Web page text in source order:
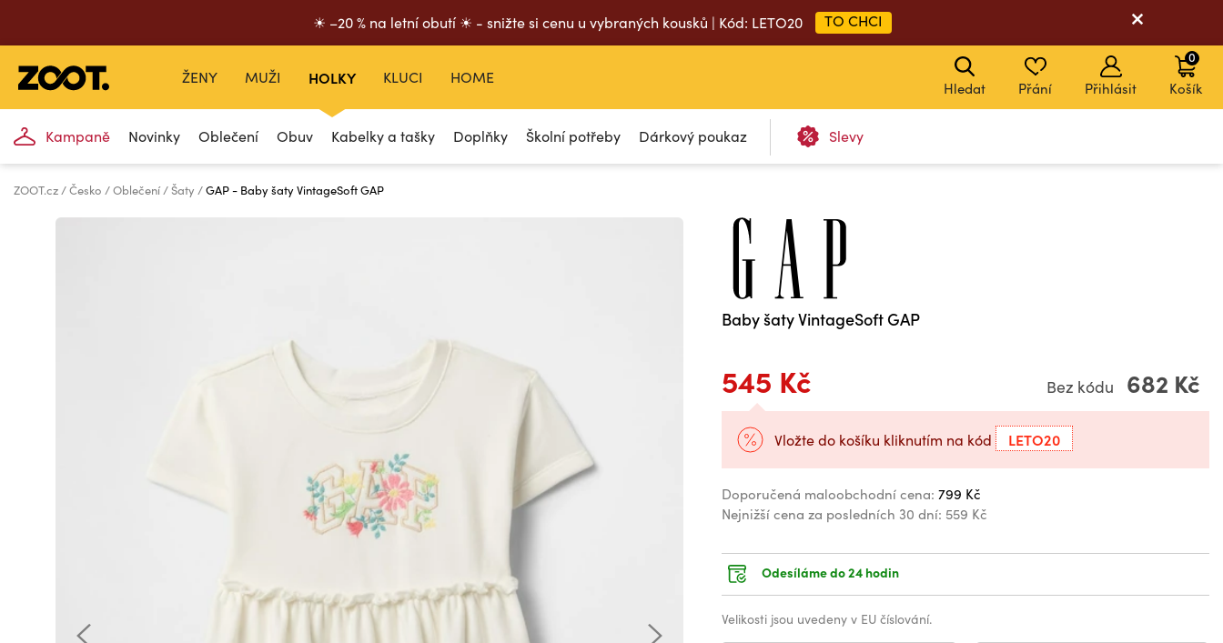
☀ –20 % na letní obutí ☀ - snižte si cenu u vybraných kousků | Kód: LETO20 TO CHCI
ŽENY MUŽI HOLKY
Kampaně Novinky Oblečení Obuv Kabelky a tašky Doplňky Školní potřeby Dárkový poukaz Slevy
KLUCI HOME
Hledat Přání Přihlásit Košík
0
ZOOT.cz Česko Oblečení Šaty GAP - Baby šaty VintageSoft GAP
Baby šaty VintageSoft GAP
545 Kč Bez kódu 682 Kč
Vložte do košíku kliknutím na kód LETO20
Doporučená maloobchodní cena: 799 Kč
Nejnižší cena za posledních 30 dní: 559 Kč
Odesíláme do 24 hodin
Velikosti jsou uvedeny v EU číslování.